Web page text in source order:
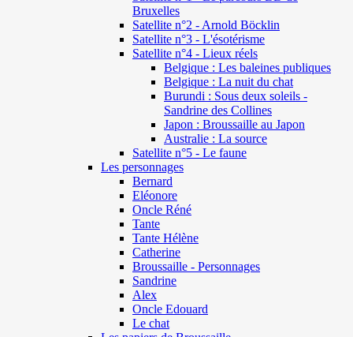
Bruxelles
Satellite n°2 - Arnold Böcklin
Satellite n°3 - L'ésotérisme
Satellite n°4 - Lieux réels
Belgique : Les baleines publiques
Belgique : La nuit du chat
Burundi : Sous deux soleils -
Sandrine des Collines
Japon : Broussaille au Japon
Australie : La source
Satellite n°5 - Le faune
Les personnages
Bernard
Eléonore
Oncle Réné
Tante
Tante Hélène
Catherine
Broussaille - Personnages
Sandrine
Alex
Oncle Edouard
Le chat